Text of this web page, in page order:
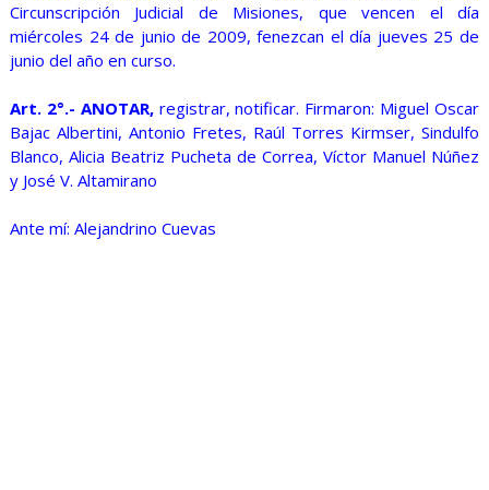
Circunscripción Judicial de Misiones, que vencen el día
miércoles 24 de junio de 2009, fenezcan el día jueves 25 de
junio del año en curso.
Art. 2°.- ANOTAR,registrar, notificar. Firmaron: Miguel Oscar
Bajac Albertini, Antonio Fretes, Raúl Torres Kirmser, Sindulfo
Blanco, Alicia Beatriz Pucheta de Correa, Víctor Manuel Núñez
y José V. Altamirano
Ante mí: Alejandrino Cuevas